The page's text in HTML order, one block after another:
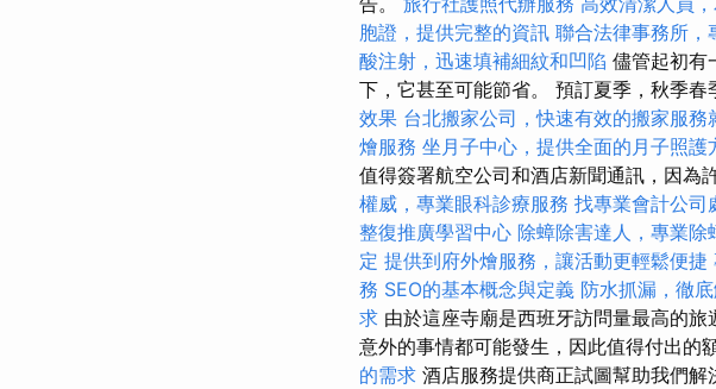
胞證，提供完整的資訊 聯合法律事務所，
酸注射，迅速填補細紋和凹陷 儘管起初有
下，它甚至可能節省。 預訂夏季，秋季春
效果 台北搬家公司，快速有效的搬家服務
燴服務 坐月子中心，提供全面的月子照護
值得簽署航空公司和酒店新聞通訊，因為
權威，專業眼科診療服務 找專業會計公司
整復推廣學習中心 除蟑除害達人，專業除
定 提供到府外燴服務，讓活動更輕鬆便捷
務 SEO的基本概念與定義 防水抓漏，徹
求 由於這座寺廟是西班牙訪問量最高的
意外的事情都可能發生，因此值得付出的
的需求 酒店服務提供商正試圖幫助我們